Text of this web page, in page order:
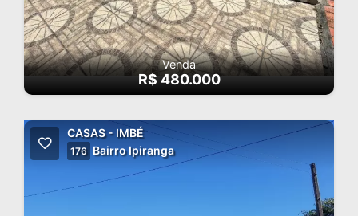
Venda
R$ 480.000
CASAS - IMBÉ
176 Bairro Ipiranga